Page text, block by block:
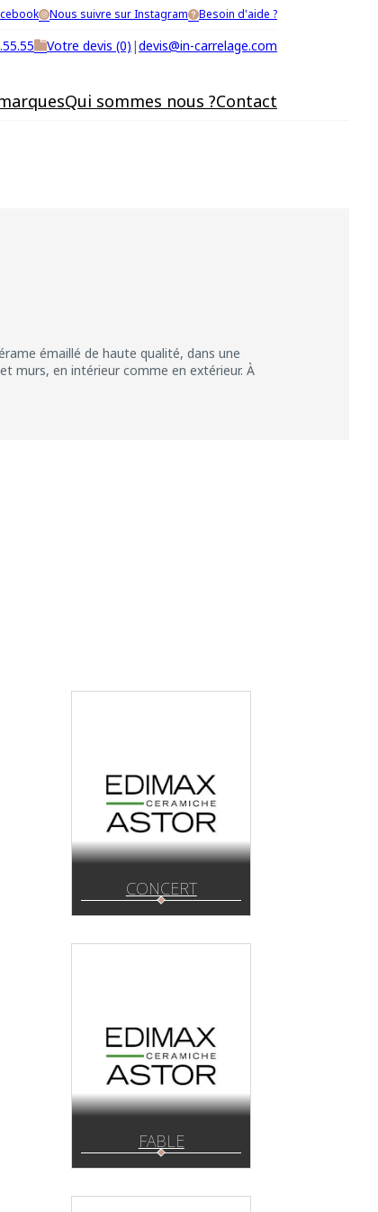
Nous suivre sur Instagram Besoin d'aide ?
Votre devis (0) |devis@in-carrelage.com
Qui sommes nous ?Contact
émaillé de haute qualité, dans une
murs, en intérieur comme en extérieur. À
CONCERT
FABLE